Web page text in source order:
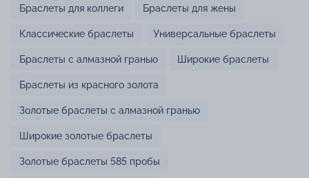
Браслеты для коллеги Браслеты для жены
Классические браслеты Универсальные браслеты
Браслеты с алмазной гранью Широкие браслеты
Браслеты из красного золота
Золотые браслеты с алмазной гранью
Широкие золотые браслеты
Золотые браслеты 585 пробы